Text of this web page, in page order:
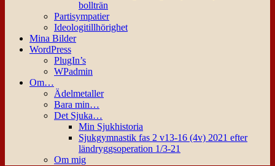
bollträn
Partisympatier
Ideologitillhörighet
Mina Bilder
WordPress
PlugIn’s
WPadmin
Om…
Ädelmetaller
Bara min…
Det Sjuka…
Min Sjukhistoria
Sjukgymnastik fas 2 v13-16 (4v) 2021 efter
ländryggsoperation 1/3-21
Om mig